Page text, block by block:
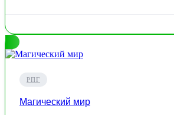
РПГ
Магический мир